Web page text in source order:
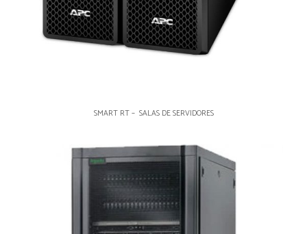
SMART RT – SALAS DE SERVIDORES